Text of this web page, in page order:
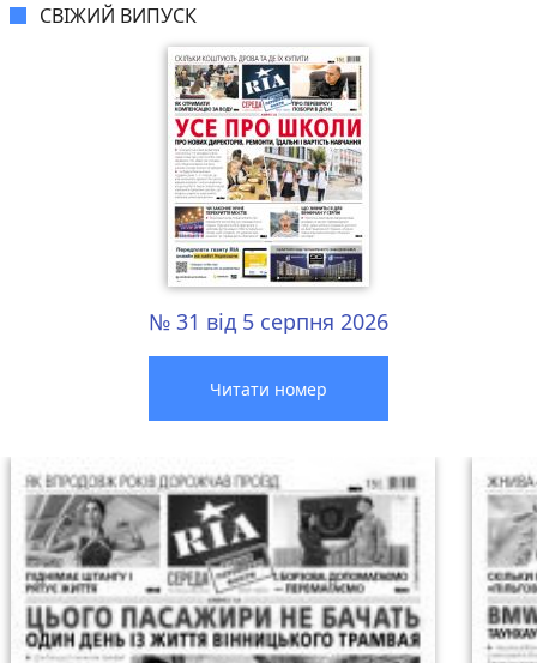
СВІЖИЙ ВИПУСК
№ 31 від 5 серпня 2026
Читати номер